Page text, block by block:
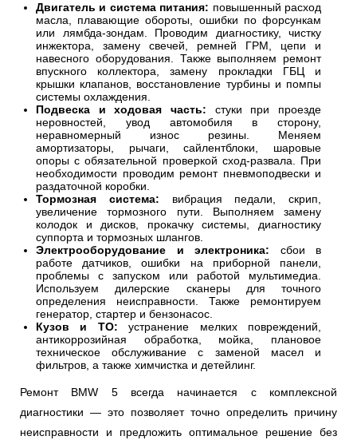
Двигатель и система питания: повышенный расход
масла, плавающие обороты, ошибки по форсункам
или лямбда-зондам. Проводим диагностику, чистку
инжектора, замену свечей, ремней ГРМ, цепи и
навесного оборудования. Также выполняем ремонт
впускного коллектора, замену прокладки ГБЦ и
крышки клапанов, восстановление турбины и помпы
системы охлаждения.
Подвеска и ходовая часть: стуки при проезде
неровностей, увод автомобиля в сторону,
неравномерный износ резины. Меняем
амортизаторы, рычаги, сайлентблоки, шаровые
опоры с обязательной проверкой сход-развала. При
необходимости проводим ремонт пневмоподвески и
раздаточной коробки.
Тормозная система: вибрация педали, скрип,
увеличение тормозного пути. Выполняем замену
колодок и дисков, прокачку системы, диагностику
суппорта и тормозных шлангов.
Электрооборудование и электроника: сбои в
работе датчиков, ошибки на приборной панели,
проблемы с запуском или работой мультимедиа.
Используем дилерские сканеры для точного
определения неисправности. Также ремонтируем
генератор, стартер и бензонасос.
Кузов и ТО: устранение мелких повреждений,
антикоррозийная обработка, мойка, плановое
техническое обслуживание с заменой масел и
фильтров, а также химчистка и детейлинг.
Ремонт BMW 5 всегда начинается с комплексной
диагностики — это позволяет точно определить причину
неисправности и предложить оптимальное решение без